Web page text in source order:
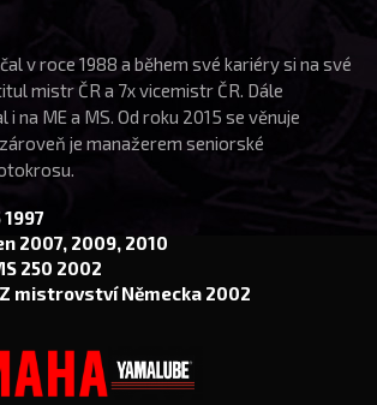
v roce 1988 a během své kariéry si na své
mistr ČR a 7x vicemistr ČR. Dále
na ME a MS. Od roku 2015 se věnuje
je manažerem seniorské
2007, 2009, 2010
250 2002
mistrovství Německa 2002